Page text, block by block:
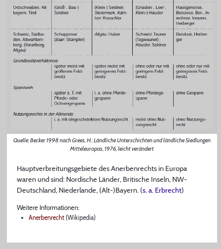
Quelle: Becker 1998 nach Grees, H.: Ländliche Unterschichten und ländliche Siedlungen
Mitteleuropas, 1976, leicht verändert
Hauptverbreitungsgebiete des Anerbenrechts in Europa
waren und sind: Nordische Länder, Britische Inseln, NW-
Deutschland, Niederlande, (Alt-)Bayern. (s. a. Erbrecht)
Weitere Informationen:
Anerbenrecht (Wikipedia)